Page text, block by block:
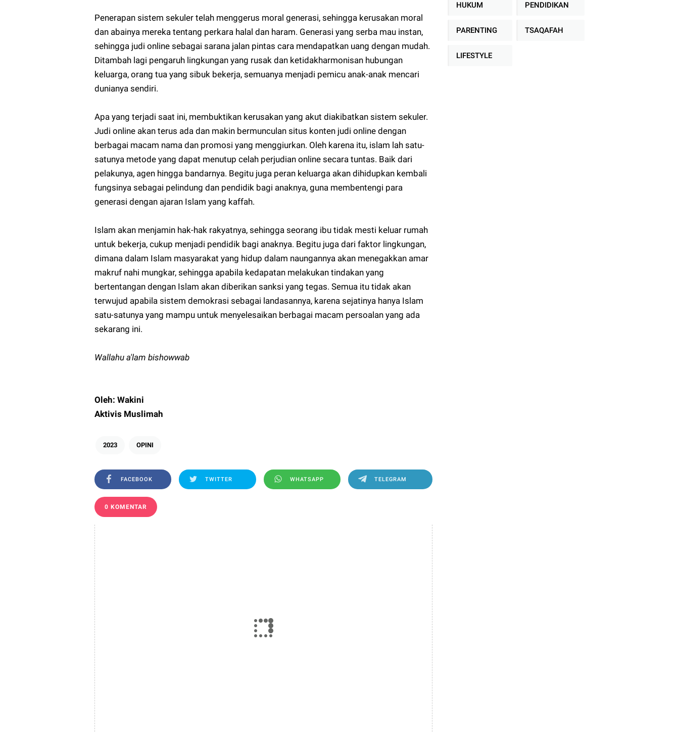
Penerapan sistem sekuler telah menggerus moral generasi, sehingga kerusakan moral
dan abainya mereka tentang perkara halal dan haram. Generasi yang serba mau instan,
sehingga judi online sebagai sarana jalan pintas cara mendapatkan uang dengan mudah.
Ditambah lagi pengaruh lingkungan yang rusak dan ketidakharmonisan hubungan
keluarga, orang tua yang sibuk bekerja, semuanya menjadi pemicu anak-anak mencari
dunianya sendiri.
Apa yang terjadi saat ini, membuktikan kerusakan yang akut diakibatkan sistem sekuler.
Judi online akan terus ada dan makin bermunculan situs konten judi online dengan
berbagai macam nama dan promosi yang menggiurkan. Oleh karena itu, islam lah satu-
satunya metode yang dapat menutup celah perjudian online secara tuntas. Baik dari
pelakunya, agen hingga bandarnya. Begitu juga peran keluarga akan dihidupkan kembali
fungsinya sebagai pelindung dan pendidik bagi anaknya, guna membentengi para
generasi dengan ajaran Islam yang kaffah.
Islam akan menjamin hak-hak rakyatnya, sehingga seorang ibu tidak mesti keluar rumah
untuk bekerja, cukup menjadi pendidik bagi anaknya. Begitu juga dari faktor lingkungan,
dimana dalam Islam masyarakat yang hidup dalam naungannya akan menegakkan amar
makruf nahi mungkar, sehingga apabila kedapatan melakukan tindakan yang
bertentangan dengan Islam akan diberikan sanksi yang tegas. Semua itu tidak akan
terwujud apabila sistem demokrasi sebagai landasannya, karena sejatinya hanya Islam
satu-satunya yang mampu untuk menyelesaikan berbagai macam persoalan yang ada
sekarang ini.
Wallahu a'lam bishowwab
Oleh: Wakini
Aktivis Muslimah
2023 OPINI
FACEBOOK TWITTER WHATSAPP TELEGRAM
0 KOMENTAR
HUKUM PENDIDIKAN
PARENTING TSAQAFAH
LIFESTYLE